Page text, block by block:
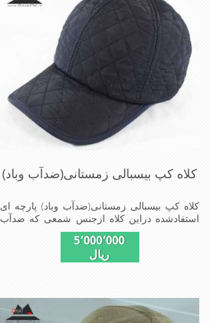
کلاه کپ بیسبالی زمستانی(ضدآب وباد)
کلاه کپ بیسبالی زمستانی(ضدآب وباد) پارچه ای
استفادشده دراین کلاه ازجنس شمعی که ضدآب
وباد=(Waterproof)است ازجنس شمعی برای
دوخت کاپشن بارانی استفاده می شودبا آستر
ضخیم که مناسب زمستان است این کلاه با بند
کلاه می باشند
5٬000٬000
ریال